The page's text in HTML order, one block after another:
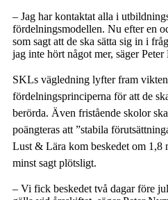
– Jag har kontaktat alla i
fördelningsmodellen. Nu efter en
som sagt att de ska sätta sig in i
jag inte hört något mer, säger Peter
SKLs vägledning lyfter fram
fördelningsprinciperna för att de
berörda. Även fristående skolor
poängteras att ”stabila
Lust & Lära kom beskedet om 1,8
minst sagt plötsligt.
– Vi fick beskedet två dagar före